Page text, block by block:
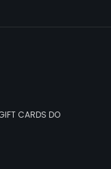
CARDS DO